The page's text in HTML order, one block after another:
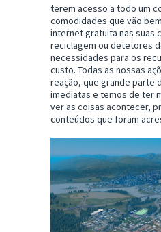
terem acesso a todo um
comodidades que vão
internet gratuita nas suas
reciclagem ou detetores
necessidades para os
custo. Todas as nossas
reação, que grande parte
imediatas e temos de ter
ver as coisas acontecer,
conteúdos que foram